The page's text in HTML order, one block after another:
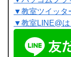
▼教室ツイッタ
▼教室LINE@は